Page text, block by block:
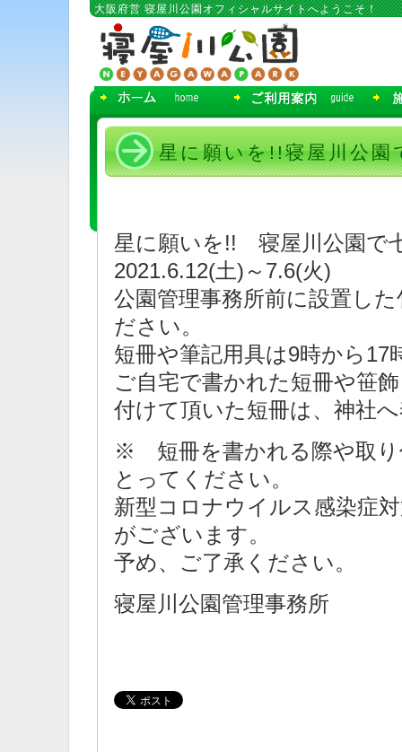
大阪府営 寝屋川公園オフィシャルサイトへようこそ！
コ
ツ
へ
動
星に願いを!!寝屋川公園
星に願いを!! 寝屋川公園で
2021.6.12(土)～7.6(火)
公園管理事務所前に設置し
ださい。
短冊や筆記用具は9時から17
ご自宅で書かれた短冊や笹
付けて頂いた短冊は、神社
※ 短冊を書かれる際や取り
とってください。
新型コロナウイルス感染症
がございます。
予め、ご了承ください。
寝屋川公園管理事務所